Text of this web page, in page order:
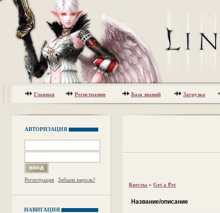
Главная Регистрация База знаний Загрузка
АВТОРИЗАЦИЯ
Регистрация Забыли пароль?
НАВИГАЦИЯ
Квесты »Get a Pet
Название/описание